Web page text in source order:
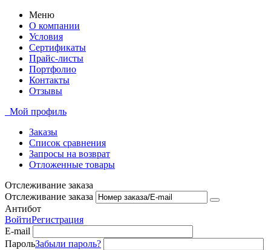
Меню
О компании
Условия
Сертификаты
Прайс-листы
Портфолио
Контакты
Отзывы
Мой профиль
Заказы
Список сравнения
Запросы на возврат
Отложенные товары
Отслеживание заказа
Отслеживание заказа
Антибот
ВойтиРегистрация
E-mail
ПарольЗабыли пароль?